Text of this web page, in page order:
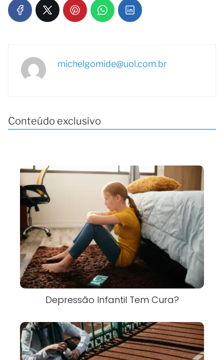
michelgomide@uol.com.br
Conteúdo exclusivo
Depressão Infantil Tem Cura?